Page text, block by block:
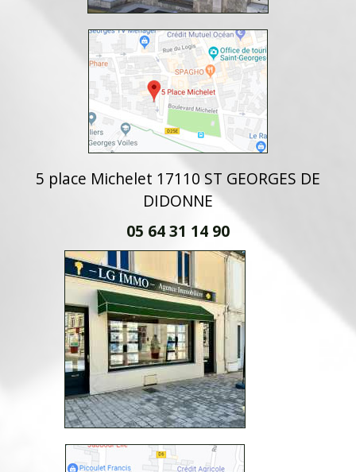
5 place Michelet 17110 ST GEORGES DE
DIDONNE
05 64 31 14 90